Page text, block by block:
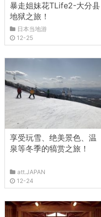
暴走姐妹花TLife2-大分县
地狱之旅！
日本当地游
12-25
享受玩雪、绝美景色、温
泉等冬季的犒赏之旅！
att.JAPAN
12-24